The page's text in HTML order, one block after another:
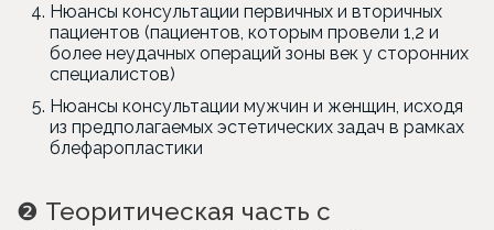
Нюансы консультации первичных и вторичных
пациентов (пациентов, которым провели 1,2 и
более неудачных операций зоны век у сторонних
специалистов)
Нюансы консультации мужчин и женщин, исходя
из предполагаемых эстетических задач в рамках
блефаропластики
❷ Теоритическая часть с